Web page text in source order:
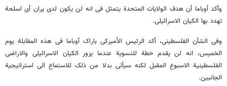
وأکد أوباما أن هدف الولایات المتحدة یتمثل فی انه لن یکون لدى یران أی اسلحة
تهدد بها الکیان الاسرائیلی.
وفی الشأن الفلسطینی، أکد الرئیس الأمیرکی باراک أوباما فی هذه المقابلة یوم
الخمیس، انه لن یقدم خطة للتسویة عندما یزور الکیان الاسرائیلی والاراضی
الفلسطینیة الاسبوع المقبل لکنه سیأتی بدلا من ذلک للاستماع الى استراتیجیة
الجانبین.